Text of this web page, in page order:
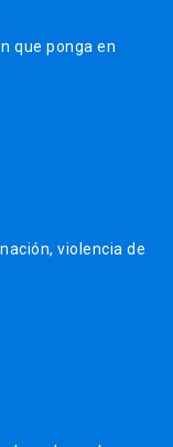
que ponga en
violencia de